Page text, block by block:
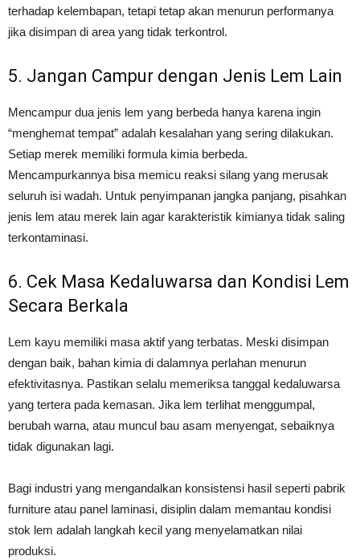
terhadap kelembapan, tetapi tetap akan menurun performanya
jika disimpan di area yang tidak terkontrol.
5. Jangan Campur dengan Jenis Lem Lain
Mencampur dua jenis lem yang berbeda hanya karena ingin
“menghemat tempat” adalah kesalahan yang sering dilakukan.
Setiap merek memiliki formula kimia berbeda.
Mencampurkannya bisa memicu reaksi silang yang merusak
seluruh isi wadah. Untuk penyimpanan jangka panjang, pisahkan
jenis lem atau merek lain agar karakteristik kimianya tidak saling
terkontaminasi.
6. Cek Masa Kedaluwarsa dan Kondisi Lem
Secara Berkala
Lem kayu memiliki masa aktif yang terbatas. Meski disimpan
dengan baik, bahan kimia di dalamnya perlahan menurun
efektivitasnya. Pastikan selalu memeriksa tanggal kedaluwarsa
yang tertera pada kemasan. Jika lem terlihat menggumpal,
berubah warna, atau muncul bau asam menyengat, sebaiknya
tidak digunakan lagi.
Bagi industri yang mengandalkan konsistensi hasil seperti pabrik
furniture atau panel laminasi, disiplin dalam memantau kondisi
stok lem adalah langkah kecil yang menyelamatkan nilai
produksi.